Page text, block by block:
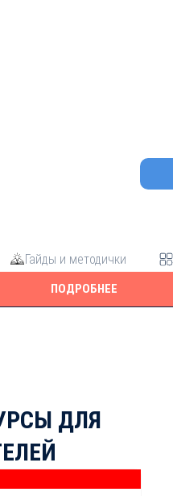
Гайды и методички
ПОДРОБНЕЕ
ДЛЯ